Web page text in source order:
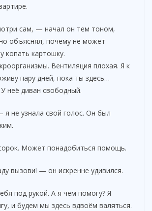
сам, — начал он тем тоном,
объяснял, почему не может
копать картошку.
Вентиляция плохая. Я к
пару дней, пока ты здесь…
неё диван свободный.
не узнала свой голос. Он был
Может понадобиться помощь.
вызови! — он искренне удивился.
под рукой. А я чем помогу? Я
и будем мы здесь вдвоём валяться.